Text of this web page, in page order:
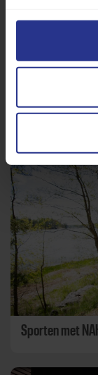
Lifestyle
Sporten met